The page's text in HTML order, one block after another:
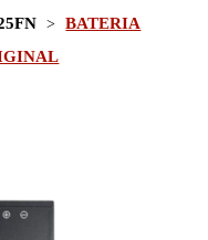
BATERIA